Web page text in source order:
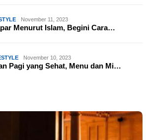
November 11, 2023
Menurut Islam, Begini Cara…
November 10, 2023
Pagi yang Sehat, Menu dan Mi…